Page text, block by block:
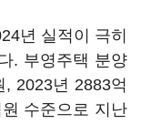
년 실적이 극히
. 부영주택 분양
2023년 2883억
수준으로 지난